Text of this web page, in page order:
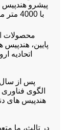
با
محصولات
پایین،
الگوی
هندپیس های
در تالث، ما